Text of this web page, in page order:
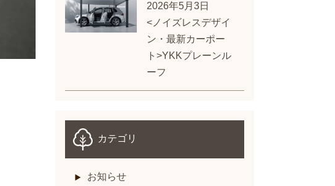
2026年5月3日
<ノイズレスデザイ
ン・最新カーポー
ト>YKKプレーンル
ーフ
カテゴリ
お知らせ